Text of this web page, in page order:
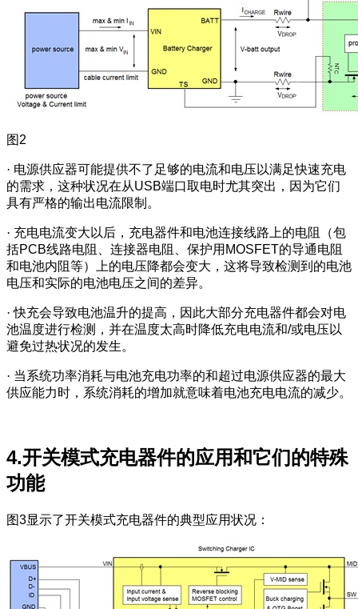
图2
· 电源供应器可能提供不了足够的电流和电压以满足快速充电
的需求，这种状况在从USB端口取电时尤其突出，因为它们
具有严格的输出电流限制。
· 充电电流变大以后，充电器件和电池连接线路上的电阻（包
括PCB线路电阻、连接器电阻、保护用MOSFET的导通电阻
和电池内阻等）上的电压降都会变大，这将导致检测到的电池
电压和实际的电池电压之间的差异。
·快充会导致电池温升的提高，因此大部分充电器件都会对电
池温度进行检测，并在温度太高时降低充电电流和/或电压以
避免过热状况的发生。
· 当系统功率消耗与电池充电功率的和超过电源供应器的最大
供应能力时，系统消耗的增加就意味着电池充电电流的减少。
4.开关模式充电器件的应用和它们的特殊
功能
图3显示了开关模式充电器件的典型应用状况：